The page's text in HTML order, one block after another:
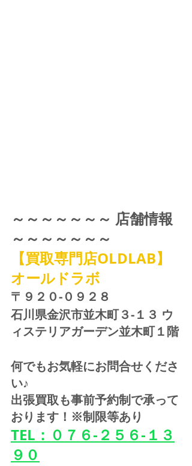
～～～～～～～ 店舗情報
～～～～～～～
【買取専門店OLDLAB】
オールドラボ
〒９２０-０９２８
石川県金沢市並木町３-１３ ウ
ィステリアガーデン並木町１階
何でもお気軽にお問合せくださ
い♪
出張買取も事前予約制で承って
おります！※制限等あり
TEL：０７６-２５６-１３
９０